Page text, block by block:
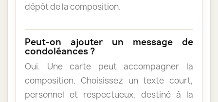
dépôt de la composition.
Peut-on ajouter un message de
condoléances ?
Oui. Une carte peut accompagner la
composition. Choisissez un texte court,
personnel et respectueux, destiné à la